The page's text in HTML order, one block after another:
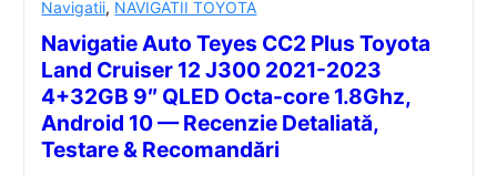
Navigatii, NAVIGATII TOYOTA
Navigatie Auto Teyes CC2 Plus Toyota
Land Cruiser 12 J300 2021-2023
4+32GB 9″ QLED Octa-core 1.8Ghz,
Android 10 — Recenzie Detaliată,
Testare & Recomandări